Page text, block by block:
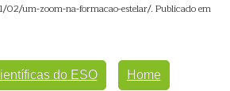
02/um-zoom-na-formacao-estelar/. Publicado em
do ESO Home